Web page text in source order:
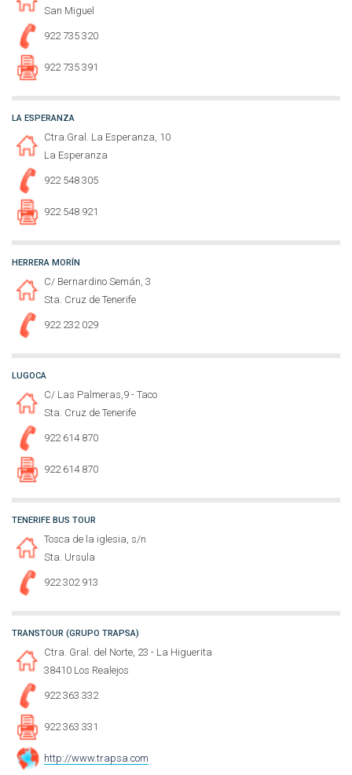
San Miguel
922 735 320
922 735 391
LA ESPERANZA
Ctra.Gral. La Esperanza, 10
La Esperanza
922 548 305
922 548 921
HERRERA MORÍN
C/ Bernardino Semán, 3
Sta. Cruz de Tenerife
922 232 029
LUGOCA
C/ Las Palmeras,9 - Taco
Sta. Cruz de Tenerife
922 614 870
922 614 870
TENERIFE BUS TOUR
Tosca de la iglesia, s/n
Sta. Ursula
922 302 913
TRANSTOUR (GRUPO TRAPSA)
Ctra. Gral. del Norte, 23 - La Higuerita
38410 Los Realejos
922 363 332
922 363 331
http://www.trapsa.com